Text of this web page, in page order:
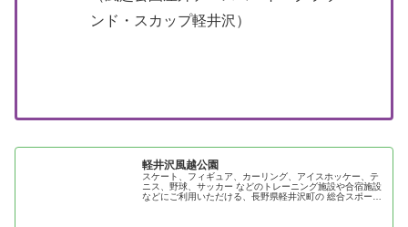
ンド・スカップ軽井沢）
軽井沢風越公園
スケート、フィギュア、カーリング、アイスホッケー、テ
ニス、野球、サッカー などのトレーニング施設や合宿施設
などにご利用いただける、長野県軽井沢町の 総合スポーツ